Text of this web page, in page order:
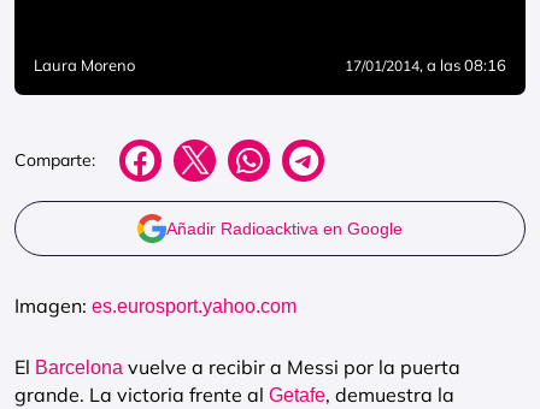
Laura Moreno 17/01/2014, a las 08:16
Comparte:
Añadir Radioacktiva en Google
Imagen: es.eurosport.yahoo.com
El Barcelona vuelve a recibir a Messi por la puerta
grande. La victoria frente al Getafe, demuestra la